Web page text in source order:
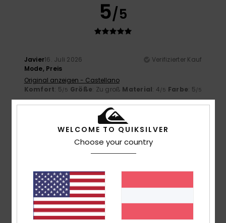
5/5
Javier16. Juli 2026
Verifizierter Kauf
Mode, Preis
Original anzeigen - Castellano
Komfort: 5/5 Größe: Zu groß Material: 4/5 Farbe: 5/5
5/5
Gute Passform und gute Baumwolle
Original anzeigen - Castellano
Komfort: 5/5 Preis-Leistungs-Verhältnis
Material: 5/5 Farbe: 5/5
Ich empfehle dieses Produkt
WELCOME TO QUIKSILVER
Choose your country